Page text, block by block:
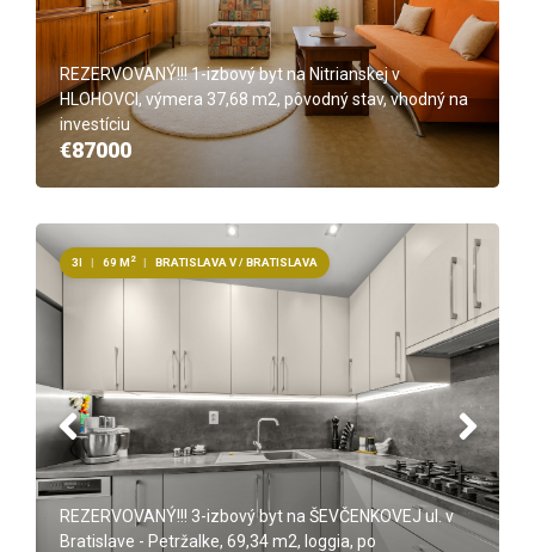
REZERVOVANÝ!!! 1-izbový byt na Nitrianskej v
HLOHOVCI, výmera 37,68 m2, pôvodný stav, vhodný na
investíciu
€87000
REZERVOVANÝ!!! 3-izbový byt na ŠEVČENKOVEJ ul. v
Bratislave - Petržalke, 69,34 m2, loggia, po
3I | 69 M 2 | BRATISLAVA V / BRATISLAVA